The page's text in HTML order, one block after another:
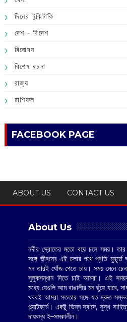
দিনের টুকিটাকি
দেশ - বিদেশ
বিনোদন
বিশেষ রচনা
রাজ্য
রাশিফল
FACEBOOK PAGE
ABOUT US CONTACT US
About Us
নদীর স্রোতের মতো বয়ে চলে সময়। তার
সঙ্গে জীবনের এই চলার পথে প্রতি মুহূর্তে
মন তারই খোঁজ পেতে চায়। সময় মেনে
সুলুকসন্ধান দিতে চাই আমরা। এই
মধ্যে যেগুলি আম বাঙালীর মন ছুঁয়ে যাবে,
খবরই আমরা সততার সঙ্গে যত দ্রুত
প্ল্যাটফর্মে। একটু ভিন্ন স্বাদে, সুস্থ
দায়বদ্ধ ই–সমকালীন।